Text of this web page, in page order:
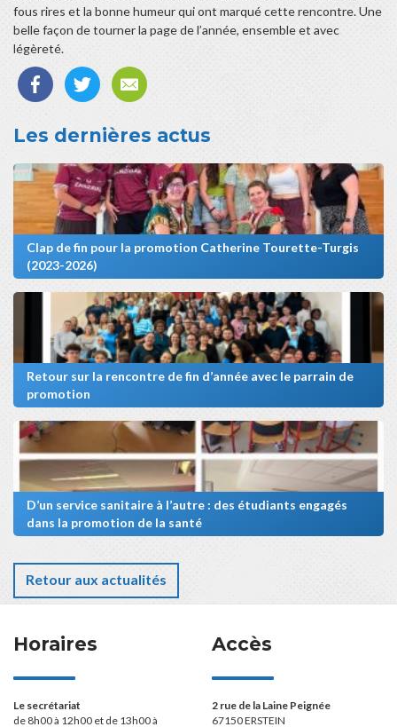
fous rires et la bonne humeur qui ont marqué cette rencontre. Une
belle façon de tourner la page de l’année, ensemble et avec
légèreté.
Les dernières actus
Clap de fin pour la promotion Catherine Tourette-Turgis
(2023-2026)
Retour sur la rencontre de fin d’année avec le parrain de
promotion
D’un service sanitaire à l’autre : des étudiants engagés
dans la promotion de la santé
Retour aux actualités
Horaires
Le secrétariat
de 8h00 à 12h00 et de 13h00 à
Accès
2 rue de la Laine Peignée
67150 ERSTEIN